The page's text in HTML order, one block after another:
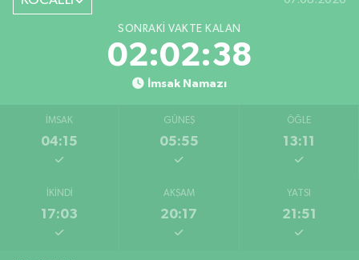
SONRAKI VAKTE KALAN
02:02:37
İmsak Namazı
İMSAK
04:15
GÜNEŞ
05:55
ÖĞLE
13:11
İKINDI
17:03
AKŞAM
20:17
YATSI
21:51